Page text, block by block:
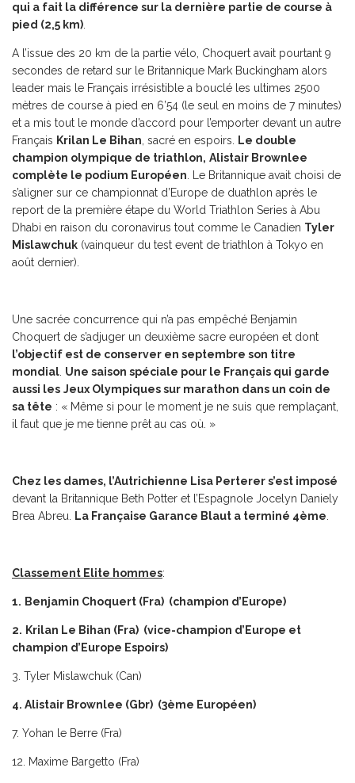
qui a fait la différence sur la dernière partie de course à
pied (2,5 km)
A l’issue des 20 km de la partie vélo, Choquert avait pourtant 9
secondes de retard sur le Britannique Mark Buckingham alors
leader mais le Français irrésistible a bouclé les ultimes 2500
mètres de course à pied en 6’54 (le seul en moins de 7 minutes)
et a mis tout le monde d’accord pour l’emporter devant un autre
Français Krilan Le Bihan , sacré en espoirs.
Le double
champion olympique de triathlon, Alistair Brownlee
complète le podium Européen . Le Britannique avait choisi de
s’aligner sur ce championnat d’Europe de duathlon après le
report de la première étape du World Triathlon Series à Abu
Dhabi en raison du coronavirus tout comme le Canadien Tyler
Mislawchuk (vainqueur du test event de triathlon à Tokyo en
août dernier).
Une sacrée concurrence qui n’a pas empêché Benjamin
Choquert de s’adjuger un deuxième sacre européen et dont
l’objectif est de conserver en septembre son titre
mondial Une saison spéciale pour le Français qui garde
aussi les Jeux Olympiques sur marathon dans un coin de
sa tête : « Même si pour le moment je ne suis que remplaçant,
il faut que je me tienne prêt au cas où. »
Chez les dames, l’Autrichienne Lisa Perterer s’est imposé
devant la Britannique Beth Potter et l’Espagnole Jocelyn Daniely
Brea Abreu.
La Française Garance Blaut a terminé 4ème
Classement Elite hommes:
1. Benjamin Choquert (Fra) (champion d’Europe)
2. Krilan Le Bihan (Fra) (vice-champion d’Europe et
champion d’Europe Espoirs)
3. Tyler Mislawchuk (Can)
4. Alistair Brownlee (Gbr) (3ème Européen)
7. Yohan le Berre (Fra)
12. Maxime Bargetto (Fra)